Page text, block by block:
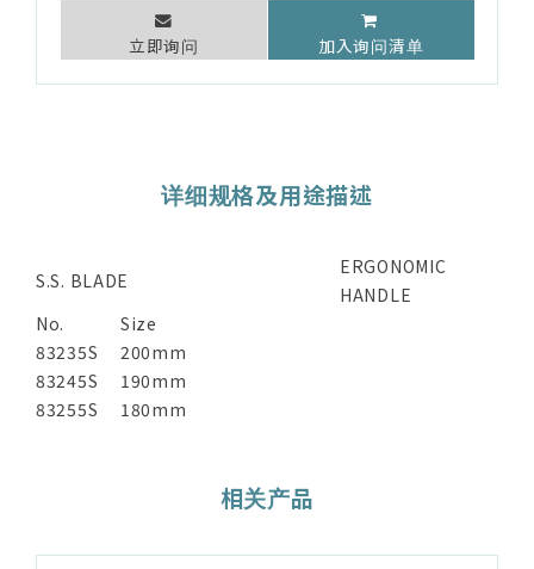
立即询问 加入询问清单
详细规格及用途描述
S.S. BLADE
ERGONOMIC
HANDLE
No.
Size
83235S 200mm
83245S 190mm
83255S 180mm
相关产品